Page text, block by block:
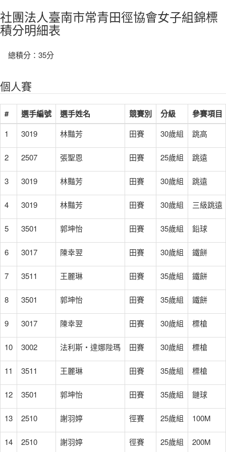
社團法人臺南市常青田徑協會女子組錦標
積分明細表
總積分：35分
個人賽
# 選手編號 選手姓名 競賽別 分級 參賽項目
1 3019 林豔芳 田賽 30歲組 跳高
2 2507 張聖恩 田賽 25歲組 跳遠
3 3019 林豔芳 田賽 30歲組 跳遠
4 3019 林豔芳 田賽 30歲組 三級跳遠
5 3501 郭坤怡 田賽 35歲組 鉛球
6 3017 陳幸翌 田賽 30歲組 鐵餅
7 3511 王麗琳 田賽 35歲組 鐵餅
8 3501 郭坤怡 田賽 35歲組 鐵餅
9 3017 陳幸翌 田賽 30歲組 標槍
10 3002 法利斯‧達娜陛瑪 田賽 30歲組 標槍
11 3511 王麗琳 田賽 35歲組 標槍
12 3501 郭坤怡 田賽 35歲組 鏈球
13 2510 謝羽婷 徑賽 25歲組 100M
14 2510 謝羽婷 徑賽 25歲組 200M